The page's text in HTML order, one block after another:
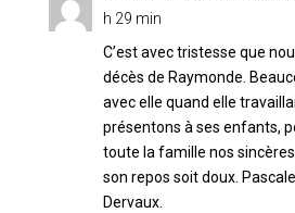
h 29 min
C’est avec tristesse que
décès de Raymonde.
avec elle quand elle
présentons à ses enfants,
toute la famille nos
son repos soit doux.
Dervaux.